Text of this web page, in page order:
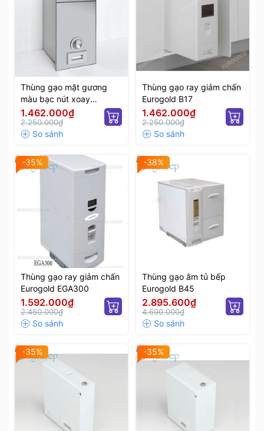
Thùng gạo mặt gương
màu bạc nút xoay
Eurogold C300
1.462.000₫
2.250.000₫
Thùng gạo ray giảm chấn
Eurogold B17
1.462.000₫
2.250.000₫
-35%
Thùng gạo ray giảm chấn
Eurogold EGA300
1.592.000₫
2.450.000₫
-38%
Thùng gạo âm tủ bếp
Eurogold B45
2.895.600₫
4.690.000₫
-35% -35%